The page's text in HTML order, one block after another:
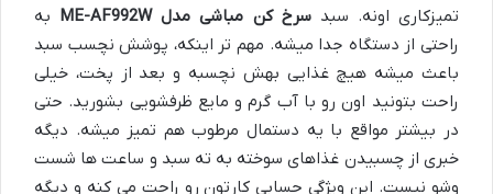
تمیزکاری اونه. سبدسرخ کن مباشی مدل ME-AF992W
به
راحتی از دستگاه جدا میشه. مهم تر اینکه، پوشش نچسب سبد
باعث میشه هیچ غذایی بهش نچسبه و بعد از پخت، خیلی
راحت بتونید اون رو با آب گرم و مایع ظرفشویی بشورید. حتی
در بیشتر مواقع با یه دستمال مرطوب هم تمیز میشه. دیگه
خبری از چسبیدن غذاهای سوخته به ته سبد و ساعت ها شست
وشو نیست. این ویژگی حسابی کارتون رو راحت می کنه و دیگه